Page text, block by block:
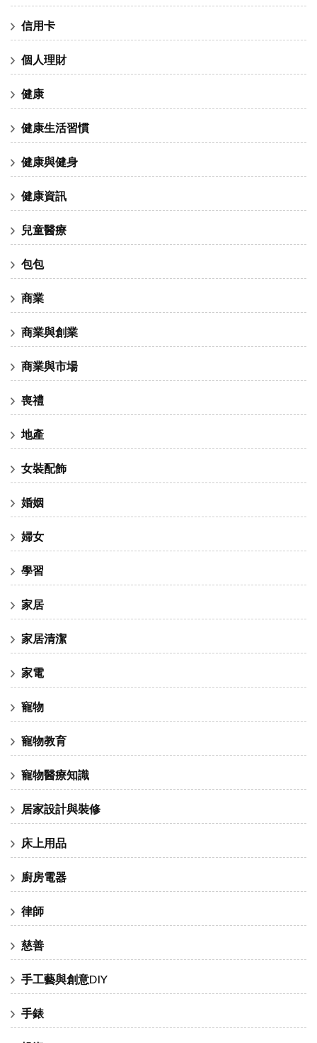
信用卡
個人理財
健康
健康生活習慣
健康與健身
健康資訊
兒童醫療
包包
商業
商業與創業
商業與市場
喪禮
地產
女裝配飾
婚姻
婦女
學習
家居
家居清潔
家電
寵物
寵物教育
寵物醫療知識
居家設計與裝修
床上用品
廚房電器
律師
慈善
手工藝與創意DIY
手錶